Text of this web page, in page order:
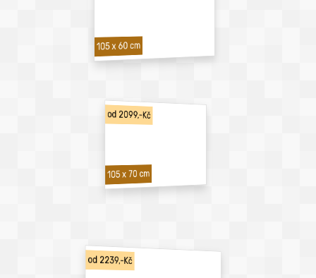
105 x 60 cm
od 2099,-Kč
105 x 70 cm
od 2239,-Kč